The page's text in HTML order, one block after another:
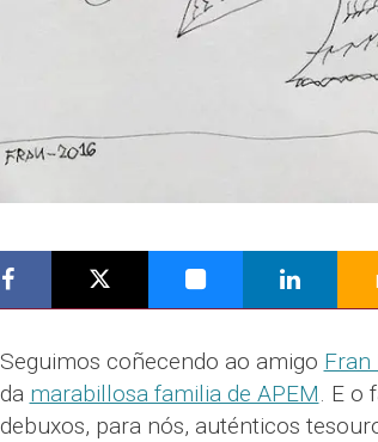
Seguimos coñecendo ao amigo
da marabillosa familia de APEM. E o
debuxos, para nós, auténticos